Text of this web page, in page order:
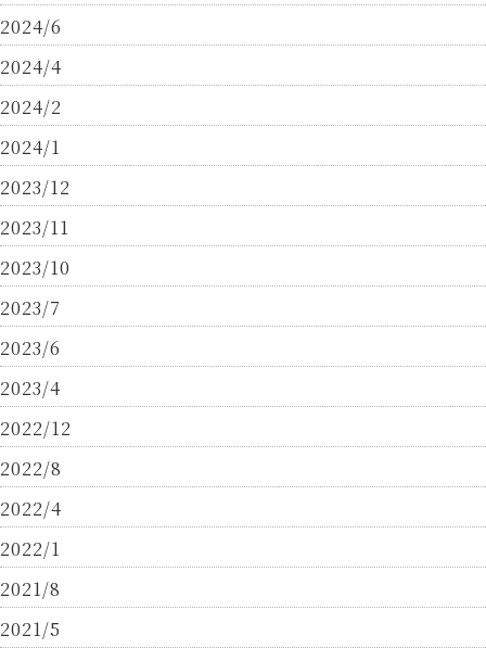
2024/6
2024/4
2024/2
2024/1
2023/12
2023/11
2023/10
2023/7
2023/6
2023/4
2022/12
2022/8
2022/4
2022/1
2021/8
2021/5